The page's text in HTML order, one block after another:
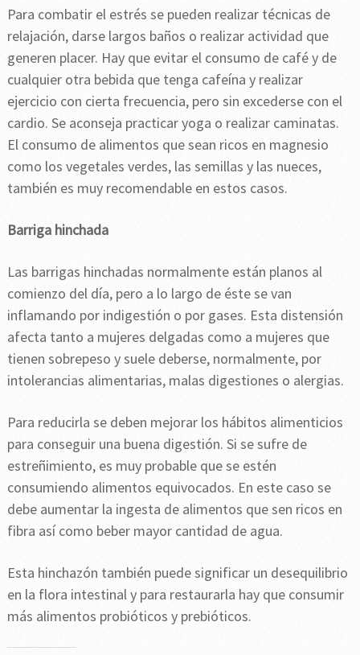
Para combatir el estrés se pueden realizar técnicas de
relajación, darse largos baños o realizar actividad que
generen placer. Hay que evitar el consumo de café y de
cualquier otra bebida que tenga cafeína y realizar
ejercicio con cierta frecuencia, pero sin excederse con el
cardio. Se aconseja practicar yoga o realizar caminatas.
El consumo de alimentos que sean ricos en magnesio
como los vegetales verdes, las semillas y las nueces,
también es muy recomendable en estos casos.
Barriga hinchada
Las barrigas hinchadas normalmente están planos al
comienzo del día, pero a lo largo de éste se van
inflamando por indigestión o por gases. Esta distensión
afecta tanto a mujeres delgadas como a mujeres que
tienen sobrepeso y suele deberse, normalmente, por
intolerancias alimentarias, malas digestiones o alergias.
Para reducirla se deben mejorar los hábitos alimenticios
para conseguir una buena digestión. Si se sufre de
estreñimiento, es muy probable que se estén
consumiendo alimentos equivocados. En este caso se
debe aumentar la ingesta de alimentos que sen ricos en
fibra así como beber mayor cantidad de agua.
Esta hinchazón también puede significar un desequilibrio
en la flora intestinal y para restaurarla hay que consumir
más alimentos probióticos y prebióticos.